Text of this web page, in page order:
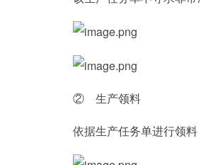
② 生产领料
依据生产任务单进行领料